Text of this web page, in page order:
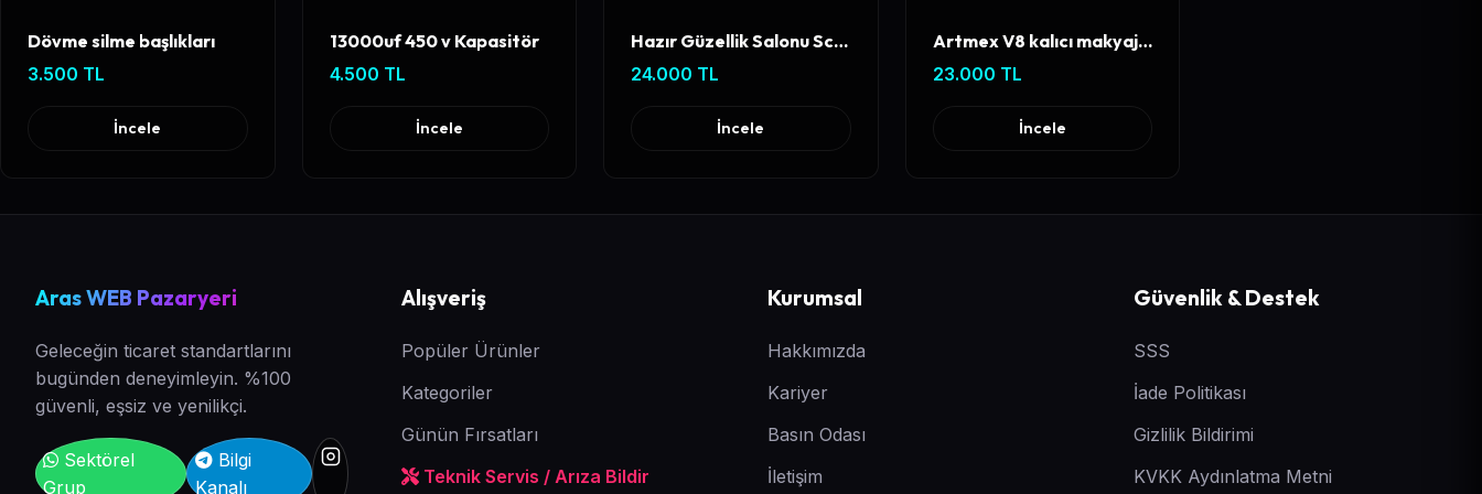
Dövme silme başlıkları
3.500 TL
İncele
13000uf 450 v Kapasitör
4.500 TL
İncele
Hazır Güzellik Salonu Scripti Online Randevu & Yönetim Paneli
24.000 TL
İncele
Artmex V8 kalıcı makyaj cihazı
23.000 TL
İncele
Aras WEB Pazaryeri
Geleceğin ticaret standartlarını
bugünden deneyimleyin. %100
güvenli, eşsiz ve yenilikçi.
Sektörel
Grup
Bilgi
Kanalı
Alışveriş
Popüler Ürünler
Kategoriler
Günün Fırsatları
Teknik Servis / Arıza Bildir
Kurumsal
Hakkımızda
Kariyer
Basın Odası
İletişim
Güvenlik & Destek
SSS
İade Politikası
Gizlilik Bildirimi
KVKK Aydınlatma Metni